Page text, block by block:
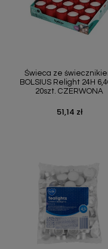
Świeca ze
BOLSIUS Relight 24H
20szt. CZERWONA
Cena
51,14 zł